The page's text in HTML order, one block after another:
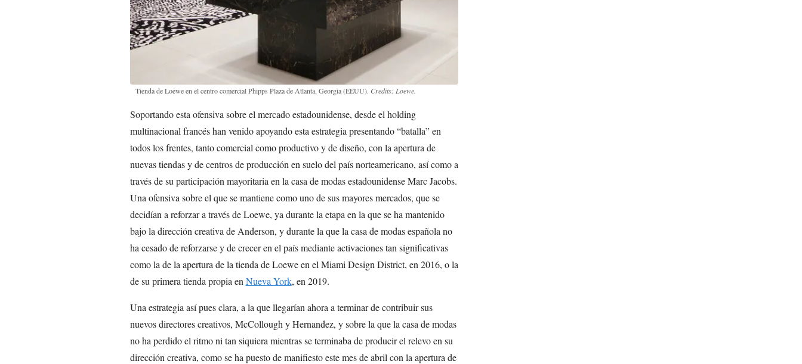
Tienda de Loewe en el centro comercial Phipps Plaza de Atlanta, Georgia (EEUU). Credits: Loewe.
Soportando esta ofensiva sobre el mercado estadounidense, desde el holding
multinacional francés han venido apoyando esta estrategia presentando “batalla” en
todos los frentes, tanto comercial como productivo y de diseño, con la apertura de
nuevas tiendas y de centros de producción en suelo del país norteamericano, así como a
través de su participación mayoritaria en la casa de modas estadounidense Marc Jacobs.
Una ofensiva sobre el que se mantiene como uno de sus mayores mercados, que se
decidían a reforzar a través de Loewe, ya durante la etapa en la que se ha mantenido
bajo la dirección creativa de Anderson, y durante la que la casa de modas española no
ha cesado de reforzarse y de crecer en el país mediante activaciones tan significativas
como la de la apertura de la tienda de Loewe en el Miami Design District, en 2016, o la
de su primera tienda propia en Nueva York, en 2019.
Una estrategia así pues clara, a la que llegarían ahora a terminar de contribuir sus
nuevos directores creativos, McCollough y Hernandez, y sobre la que la casa de modas
no ha perdido el ritmo ni tan siquiera mientras se terminaba de producir el relevo en su
dirección creativa, como se ha puesto de manifiesto este mes de abril con la apertura de